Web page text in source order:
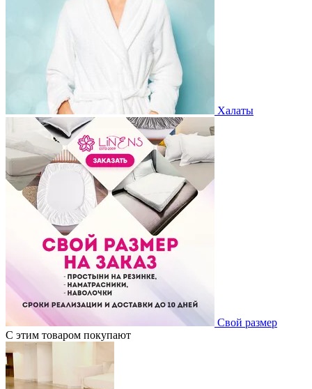
Халаты
Свой размер
С этим товаром покупают